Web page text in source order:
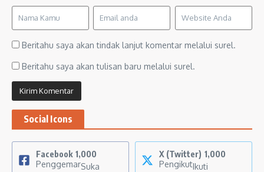
Beritahu saya akan tindak lanjut komentar melalui surel.
Beritahu saya akan tulisan baru melalui surel.
Social Icons
Facebook 1,000
PenggemarSuka
X (Twitter) 1,000
PengikutIkuti